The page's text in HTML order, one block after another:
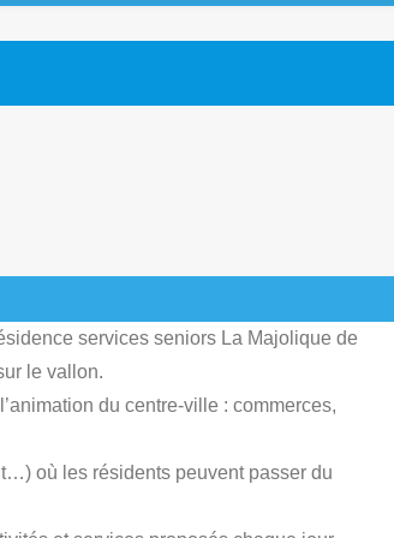
services seniors La Majolique de
le vallon.
du centre-ville : commerces,
où les résidents peuvent passer du